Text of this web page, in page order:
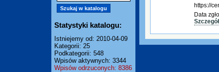
Statystyki katalogu:
Istniejemy od: 2010-04-09
Kategorii: 25
Podkategorii: 548
Wpisów aktywnych: 3344
Wpisów odrzuconych: 8386
https://
Data